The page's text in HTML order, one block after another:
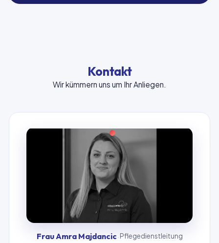
Kontakt
Wir kümmern uns um Ihr Anliegen.
Frau Amra Majdancic·Pflegedienstleitung